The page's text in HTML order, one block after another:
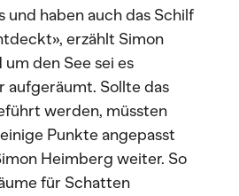
und haben auch das Schilf
erzählt Simon
den See sei es
aufgeräumt. Sollte das
werden, müssten
Punkte angepasst
Heimberg weiter. So
für Schatten